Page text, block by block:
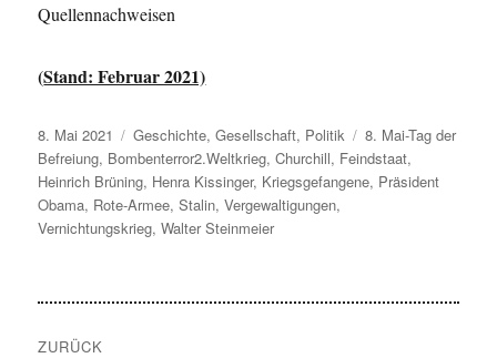
Quellennachweisen
(Stand: Februar 2021)
Veröffentlicht
am
8. Mai 2021 Kategorien
Geschichte,Gesellschaft, Politik Schlagwörter
8. Mai-Tag der
Befreiung, Bombenterror2.Weltkrieg,Churchill, Feindstaat,
Heinrich Brüning, Henra Kissinger, Kriegsgefangene, Präsident
Obama, Rote-Armee,Stalin,Vergewaltigungen,
Vernichtungskrieg,Walter Steinmeier
ZURÜCK